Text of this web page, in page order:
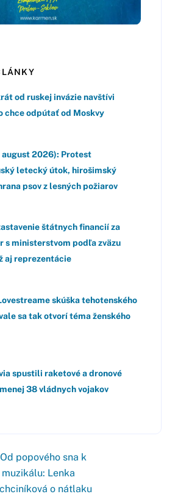
od ruskej invázie navštívi
chce odpútať od Moskvy
august 2026): Protest
letecký útok, hirošimský
psov z lesných požiarov
štátnych financií za
s ministerstvom podľa zväzu
aj reprezentácie
skúška tehotenského
sa tak otvorí téma ženského
spustili raketové a dronové
38 vládnych vojakov